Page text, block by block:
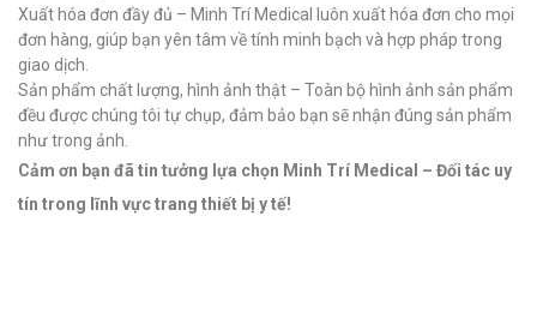
Xuất hóa đơn đầy đủ – Minh Trí Medical luôn xuất hóa đơn cho mọi
đơn hàng, giúp bạn yên tâm về tính minh bạch và hợp pháp trong
giao dịch.
Sản phẩm chất lượng, hình ảnh thật – Toàn bộ hình ảnh sản phẩm
đều được chúng tôi tự chụp, đảm bảo bạn sẽ nhận đúng sản phẩm
như trong ảnh.
Cảm ơn bạn đã tin tưởng lựa chọn Minh Trí Medical – Đối tác uy
tín trong lĩnh vực trang thiết bị y tế!